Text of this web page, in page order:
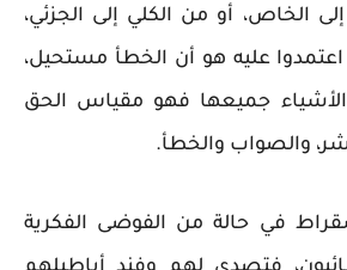
الخاص، أو من الكلي إلى الجزئي،
عليه هو أن الخطأ مستحيل،
جميعها فهو مقياس الحق
والصواب والخطأ.
في حالة من الفوضى الفكرية